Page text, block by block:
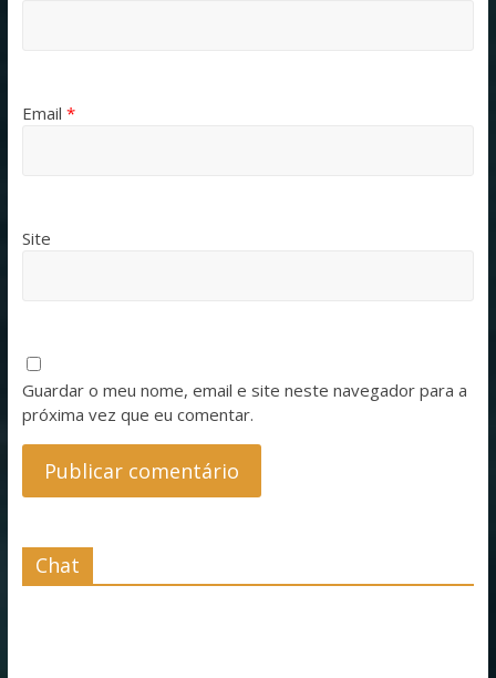
Email *
Site
Guardar o meu nome, email e site neste navegador para a
próxima vez que eu comentar.
Chat